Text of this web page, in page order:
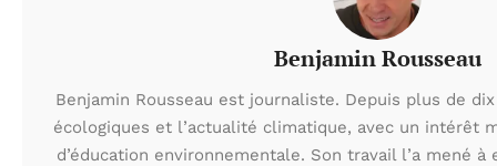
Benjamin Rousseau
Benjamin Rousseau est journaliste. Depuis plus de
écologiques et l’actualité climatique, avec un intérêt
d’éducation environnementale. Son travail l’a mené